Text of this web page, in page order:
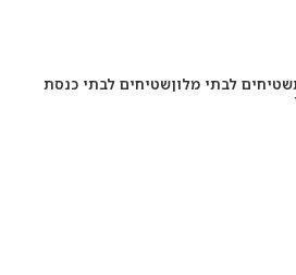
שטיחים לבתי מלוןשטיחים לבתי כנסת